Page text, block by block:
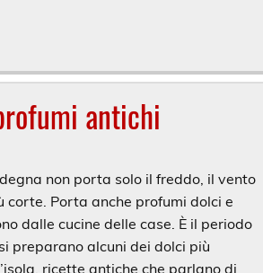
antichi
non porta solo il freddo, il vento
corte. Porta anche profumi dolci e
dalle cucine delle case. È il periodo
preparano alcuni dei dolci più
ricette antiche che parlano di